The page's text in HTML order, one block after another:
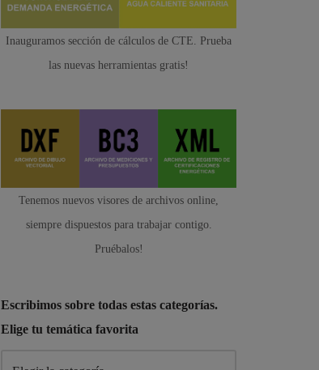
Inauguramos sección de cálculos de CTE. Prueba
las nuevas herramientas gratis!
Tenemos nuevos visores de archivos online,
siempre dispuestos para trabajar contigo.
Pruébalos!
Escribimos sobre todas estas categorías.
Elige tu temática favorita